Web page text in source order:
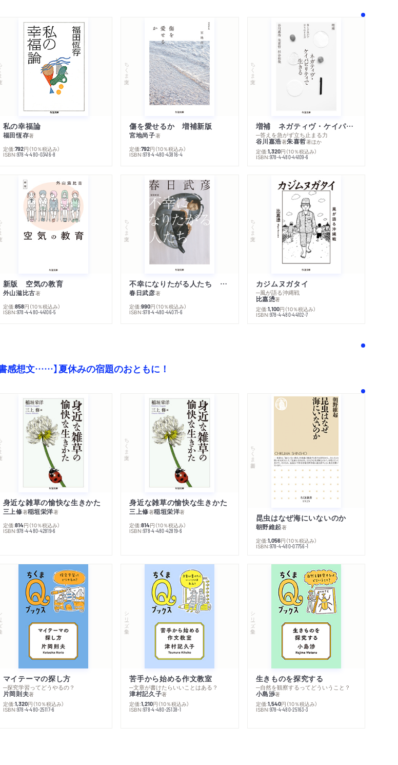
庫
私の幸福論
福田恆存著
定価:792円 （10％税込み）
ISBN:978-4-480-03416-8
ちくま文庫
傷を愛せるか 増補新版
宮地尚子著
定価:792円 （10％税込み）
ISBN:978-4-480-43816-4
ちくま文庫
増補 ネガティヴ・ケイパビリティで生きる
─答えを急がず立ち止まる力
谷川嘉浩著朱喜哲著ほか
定価:1,320円 （10％税込み）
ISBN:978-4-480-44109-6
庫
新版 空気の教育
外山滋比古著
定価:858円 （10％税込み）
ISBN:978-4-480-44106-5
ちくま文庫
不幸になりたがる人たち 増補新版
春日武彦著
定価:990円 （10％税込み）
ISBN:978-4-480-44071-6
ちくま文庫
カジムヌガタイ
─風が語る沖縄戦
比嘉慂著
定価:1,100円 （10％税込み）
ISBN:978-4-480-44102-7
感想文……】夏休みの宿題のおともに！
庫
身近な雑草の愉快な生きかた
三上修著稲垣栄洋著
定価:814円 （10％税込み）
ISBN:978-4-480-42819-6
ちくま文庫
身近な雑草の愉快な生きかた
三上修著稲垣栄洋著
定価:814円 （10％税込み）
ISBN:978-4-480-42819-6
ちくま新書
昆虫はなぜ海にいないのか
朝野維起著
定価:1,056円 （10％税込み）
ISBN:978-4-480-07756-1
全集
マイテーマの探し方
─探究学習ってどうやるの？
片岡則夫著
定価:1,320円 （10％税込み）
ISBN:978-4-480-25117-6
シリーズ・全集
苦手から始める作文教室
─文章が書けたらいいことはある？
津村記久子著
定価:1,210円 （10％税込み）
ISBN:978-4-480-25138-1
シリーズ・全集
生きものを探究する
─自然を観察するってどういうこと？
小島渉著
定価:1,540円 （10％税込み）
ISBN:978-4-480-25163-3